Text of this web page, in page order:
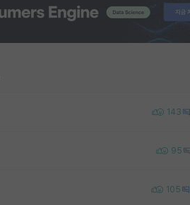
143
95
105